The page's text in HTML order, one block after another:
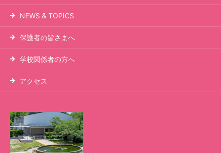
NEWS & TOPICS
保護者の皆さまへ
学校関係者の方へ
アクセス